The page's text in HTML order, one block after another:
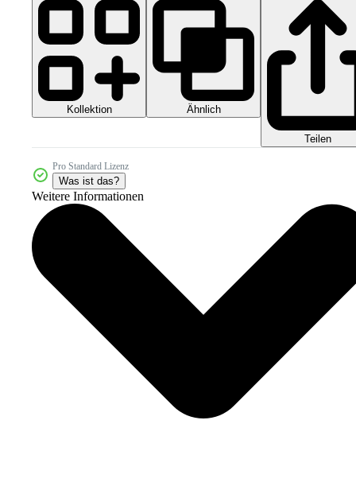
Kollektion Ähnlich
Teilen
Pro Standard Lizenz
Was ist das?
Weitere Informationen